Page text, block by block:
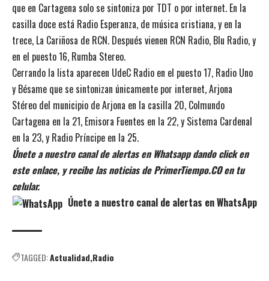
que en Cartagena solo se sintoniza por TDT o por internet. En la
casilla doce está Radio Esperanza, de música cristiana, y en la
trece, La Cariñosa de RCN. Después vienen RCN Radio, Blu Radio, y
en el puesto 16, Rumba Stereo.
Cerrando la lista aparecen UdeC Radio en el puesto 17, Radio Uno
y Bésame que se sintonizan únicamente por internet, Arjona
Stéreo del municipio de Arjona en la casilla 20, Colmundo
Cartagena en la 21, Emisora Fuentes en la 22, y Sistema Cardenal
en la 23, y Radio Príncipe en la 25.
Únete a nuestro canal de alertas en Whatsapp dando click en
este enlace, y recibe las noticias de PrimerTiempo.CO en tu
celular.
Únete a nuestro canal de alertas en WhatsApp
TAGGED:Actualidad Radio